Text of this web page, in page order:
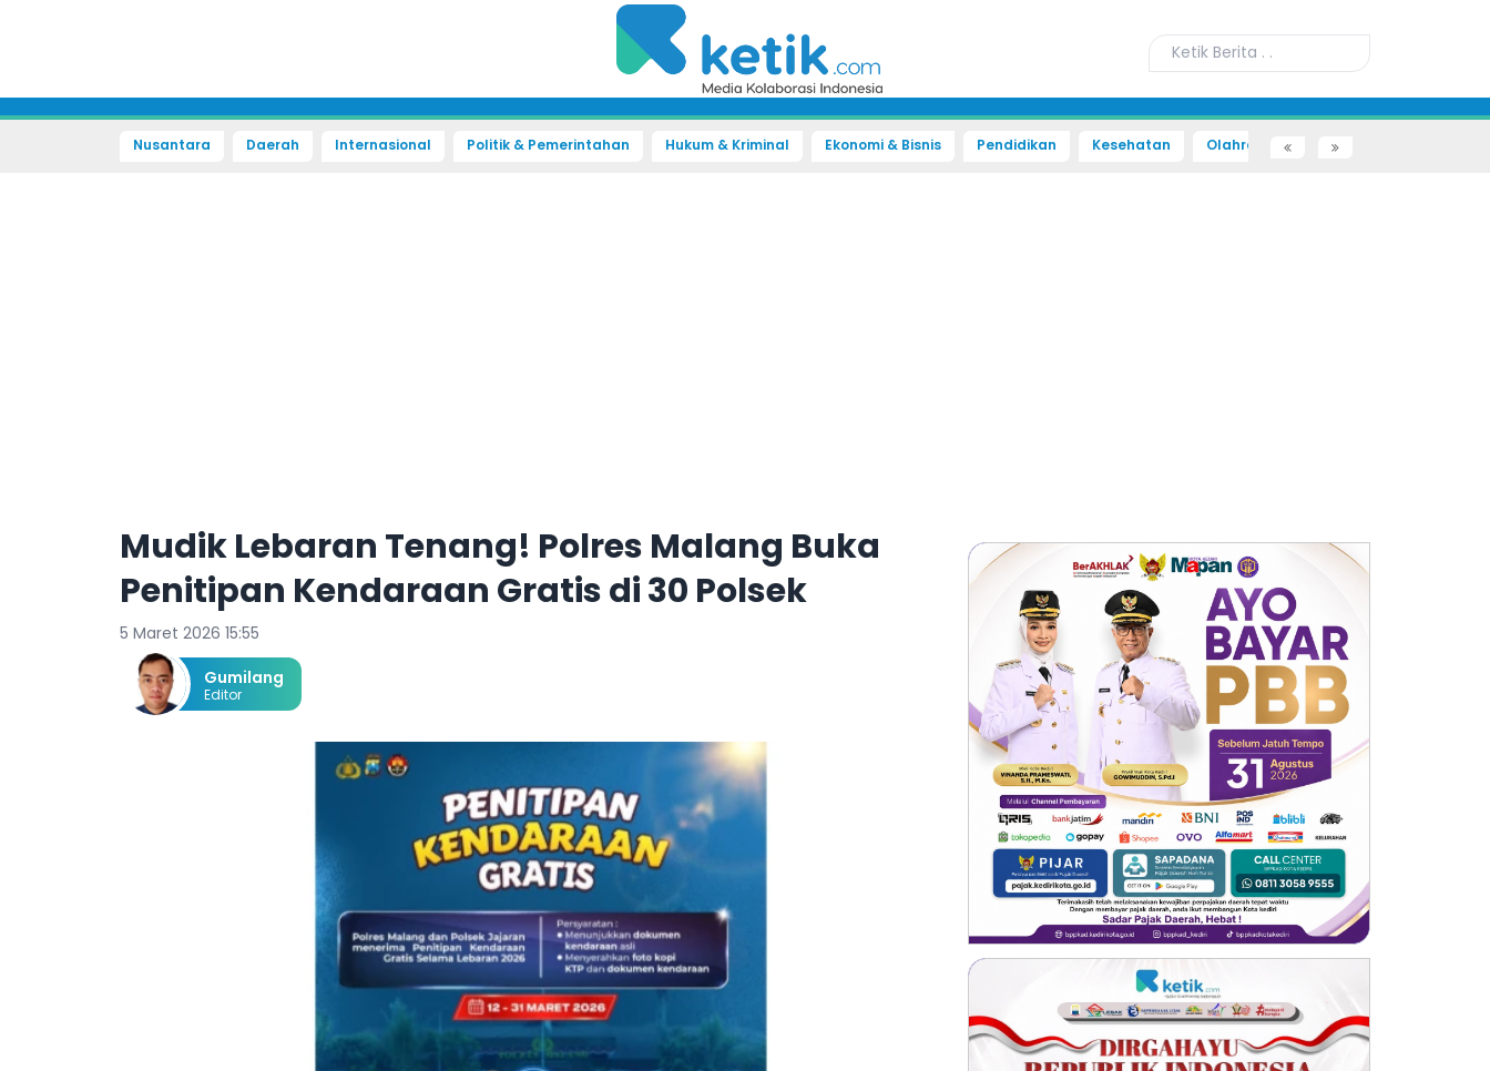
Nusantara Daerah Internasional Politik & Pemerintahan Hukum & Kriminal Ekonomi & Bisnis Pendidikan Kesehatan Olahraga Sains dan Teknologi
Mudik Lebaran Tenang! Polres Malang Buka
Penitipan Kendaraan Gratis di 30 Polsek
5 Maret 2026 15:55
Gumilang
Editor